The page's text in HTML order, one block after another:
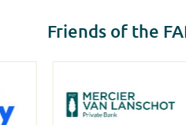
Friends of the